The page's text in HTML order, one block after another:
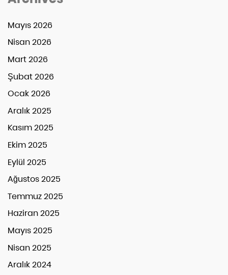
Mayıs 2026
Nisan 2026
Mart 2026
Şubat 2026
Ocak 2026
Aralık 2025
Kasım 2025
Ekim 2025
Eylül 2025
Ağustos 2025
Temmuz 2025
Haziran 2025
Mayıs 2025
Nisan 2025
Aralık 2024